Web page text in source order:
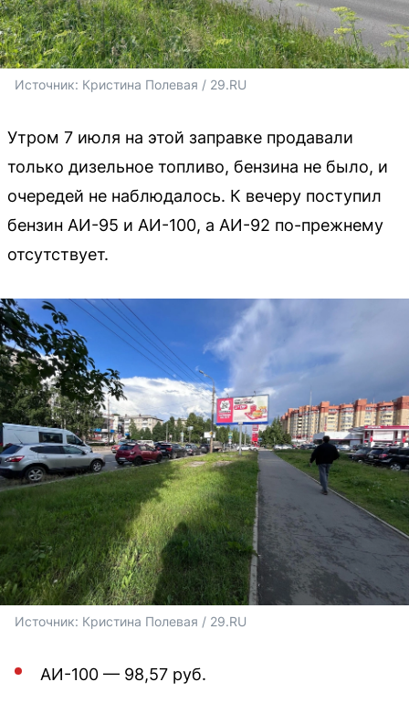
Источник: Кристина Полевая / 29.RU
Утром 7 июля на этой заправке продавали
только дизельное топливо, бензина не было, и
очередей не наблюдалось. К вечеру поступил
бензин АИ-95 и АИ-100, а АИ-92 по-прежнему
отсутствует.
Источник: Кристина Полевая / 29.RU
АИ-100 — 98,57 руб.